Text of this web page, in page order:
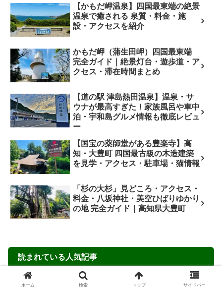
【かもだ岬温泉】四国最東端の絶景
温泉で癒される 泉質・料金・施
設・アクセスを紹介
かもだ岬（蒲生田岬）四国最東端
完全ガイド｜絶景灯台・遊歩道・ア
クセス・滞在時間まとめ
【道の駅 津島熱田温泉】温泉・サ
ウナが最高すぎた！家族風呂や車中
泊・宇和島グルメ情報も徹底レビュ
ー
【国宝の薬師堂がある豊楽寺】高
知・大豊町 四国最古級の木造建築
を見学・アクセス・駐車場・猫情報
「杉の大杉」見どころ・アクセス・
料金・八坂神社・美空ひばりゆかり
の地 完全ガイド｜高知県大豊町
読まれている人気記事
父母ヶ浜（ちちぶがはま）の絶景
ホーム 検索 トップ サイドバー